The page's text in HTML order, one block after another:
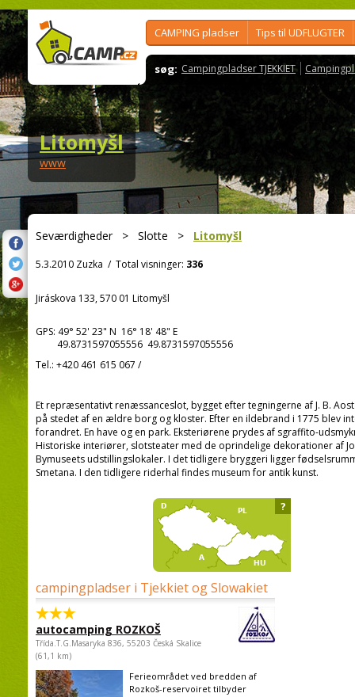
CAMPING pladser Tips til UDFLUGTER
søg: Campingpladser TJEKKIET
Litomyšl
www
Seværdigheder> Slotte > Litomyšl
5.3.2010 Zuzka / Total visninger: 336
Jiráskova 133, 570 01 Litomyšl
GPS: 49° 52' 23" N 16° 18' 48" E
49.8731597055556 49.8731597055556
Tel.: +420 461 615 067 /
Et repræsentativt renæssanceslot, bygget efter tegningerne af J. B.
på stedet af en ældre borg og kloster. Efter en ildebrand i 1775 blev
forandret. En have og en park. Eksteriørene prydes af sgraffito-
Historiske interiører, slotsteater med de oprindelige dekorationer af
Bymuseets udstillingslokaler. I det tidligere bryggeri ligger
Smetana. I den tidligere riderhal findes museum for antik kunst.
campingpladser i Tjekkiet og Slowakiet
autocamping ROZKOŠ
Třída.T.G.Masaryka 836, 55203 Česká Skalice
(61,1 km)
Ferieområdet ved bredden af
Rozkoš-reservoiret tilbyder
?